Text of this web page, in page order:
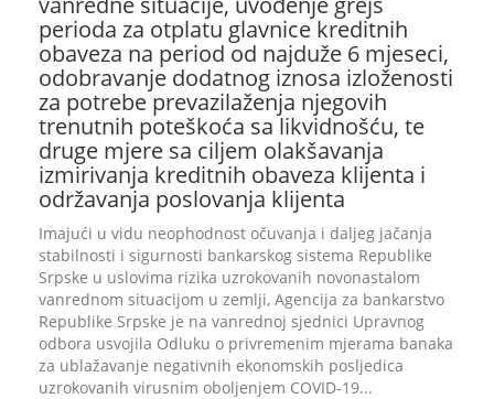
perioda za otplatu glavnice kreditnih
obaveza na period od najduže 6 mjeseci,
odobravanje dodatnog iznosa izloženosti
za potrebe prevazilaženja njegovih
trenutnih poteškoća sa likvidnošću, te
druge mjere sa ciljem olakšavanja
izmirivanja kreditnih obaveza klijenta i
održavanja poslovanja klijenta
Imajući u vidu neophodnost očuvanja i daljeg jačanja
stabilnosti i sigurnosti bankarskog sistema Republike
Srpske u uslovima rizika uzrokovanih novonastalom
vanrednom situacijom u zemlji, Agencija za bankarstvo
Republike Srpske je na vanrednoj sjednici Upravnog
odbora usvojila Odluku o privremenim mjerama banaka
za ublažavanje negativnih ekonomskih posljedica
uzrokovanih virusnim oboljenjem COVID-19...